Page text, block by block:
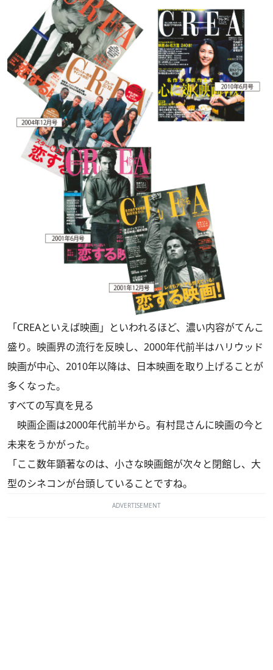
「CREAといえば映画」といわれるほど、濃い内容がてんこ
盛り。映画界の流行を反映し、2000年代前半はハリウッド
映画が中心、2010年以降は、日本映画を取り上げることが
多くなった。
すべての写真を見る
映画企画は2000年代前半から。有村昆さんに映画の今と
未来をうかがった。
「ここ数年顕著なのは、小さな映画館が次々と閉館し、大
型のシネコンが台頭していることですね。
ADVERTISEMENT